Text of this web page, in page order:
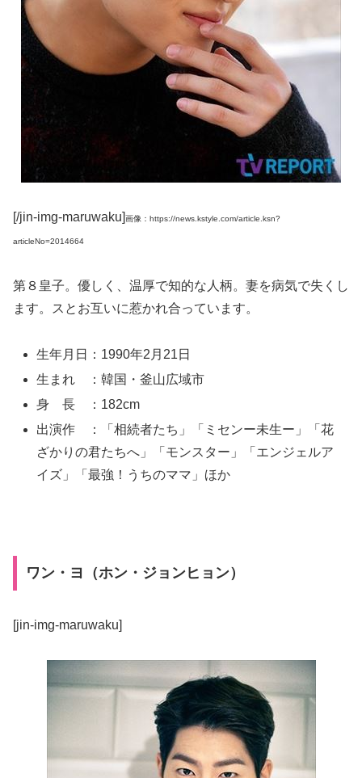
[/jin-img-maruwaku]画像：https://news.kstyle.com/article.ksn?
articleNo=2014664
第８皇子。優しく、温厚で知的な人柄。妻を病気で失くし
ます。スとお互いに惹かれ合っています。
生年月日：1990年2月21日
生まれ ：韓国・釜山広域市
身 長 ：182cm
出演作 ：「相続者たち」「ミセンー未生ー」「花
ざかりの君たちへ」「モンスター」「エンジェルア
イズ」「最強！うちのママ」ほか
ワン・ヨ（ホン・ジョンヒョン）
[jin-img-maruwaku]